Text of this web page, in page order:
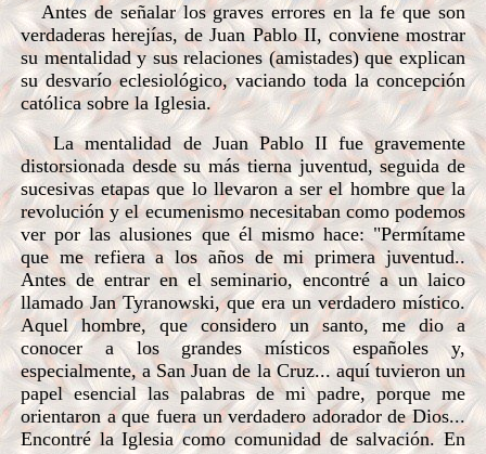
Antes de señalar los graves errores en la fe que son
verdaderas herejías, de Juan Pablo II, conviene mostrar
su mentalidad y sus relaciones (amistades) que explican
su desvarío eclesiológico, vaciando toda la concepción
católica sobre la Iglesia.
La mentalidad de Juan Pablo II fue gravemente
distorsionada desde su más tierna juventud, seguida de
sucesivas etapas que lo llevaron a ser el hombre que la
revolución y el ecumenismo necesitaban como podemos
ver por las alusiones que él mismo hace: "Permítame
que me refiera a los años de mi primera juventud..
Antes de entrar en el seminario, encontré a un laico
llamado Jan Tyranowski, que era un verdadero místico.
Aquel hombre, que considero un santo, me dio a
conocer a los grandes místicos españoles y,
especialmente, a San Juan de la Cruz... aquí tuvieron un
papel esencial las palabras de mi padre, porque me
orientaron a que fuera un verdadero adorador de Dios...
Encontré la Iglesia como comunidad de salvación. En